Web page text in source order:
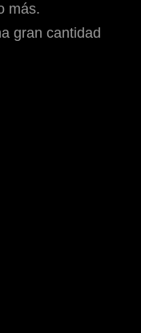
más.
gran cantidad